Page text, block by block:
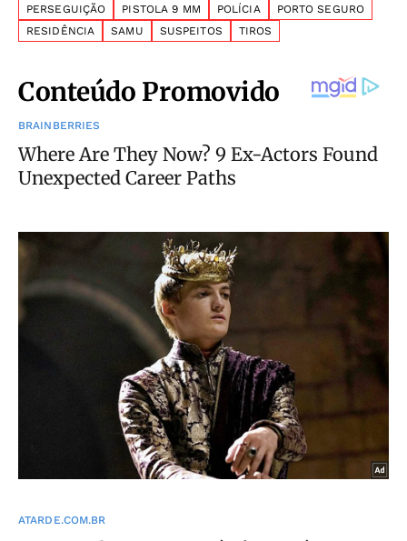
PERSEGUIÇÃO PISTOLA 9 MM POLÍCIA
PORTO SEGURO
RESIDÊNCIA
SAMU SUSPEITOS TIROS